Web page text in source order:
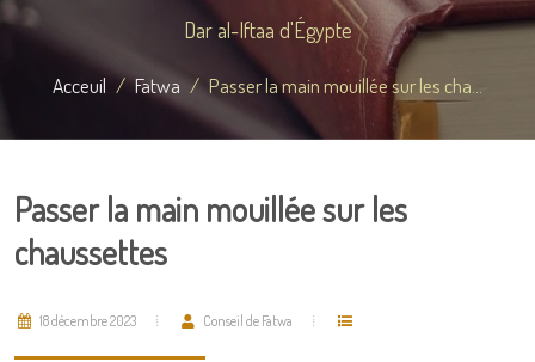
Dar al-Iftaa d'Égypte
Acceuil Fatwa Passer la main mouillée sur les cha...
Passer la main mouillée sur les
chaussettes
18 décembre 2023 Conseil de Fatwa